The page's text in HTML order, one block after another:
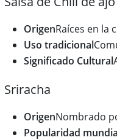
OrigenRaíces en la
Uso tradicional
Significado Cultural
Sriracha
OrigenNombrado
Popularidad